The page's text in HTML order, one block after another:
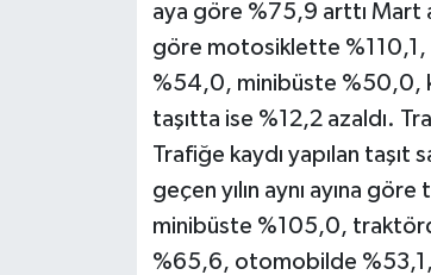
aya göre %75,9 arttı Mart
göre motosiklette
%54,0, minibüste %50,0,
taşıtta ise %12,2 azaldı.
Trafiğe kaydı yapılan taşıt
geçen yılın aynı ayına
minibüste %105,0,
%65,6, otomobilde